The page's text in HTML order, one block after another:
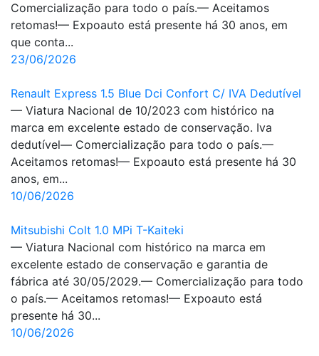
Comercialização para todo o país.— Aceitamos
retomas!— Expoauto está presente há 30 anos, em
que conta...
23/06/2026
Renault Express 1.5 Blue Dci Confort C/ IVA Dedutível
— Viatura Nacional de 10/2023 com histórico na
marca em excelente estado de conservação. Iva
dedutível— Comercialização para todo o país.—
Aceitamos retomas!— Expoauto está presente há 30
anos, em...
10/06/2026
Mitsubishi Colt 1.0 MPi T-Kaiteki
— Viatura Nacional com histórico na marca em
excelente estado de conservação e garantia de
fábrica até 30/05/2029.— Comercialização para todo
o país.— Aceitamos retomas!— Expoauto está
presente há 30...
10/06/2026